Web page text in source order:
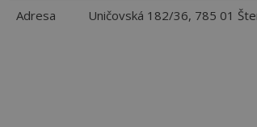
Adresa
Uničovská 182/36, 785 01